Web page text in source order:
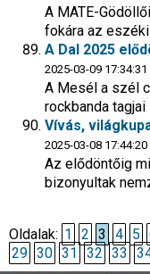
A MATE-
fokára az
A Dal 2025
2025-03-09 17:34:31
A Mesél a szél
rockbanda tagjai
Vívás,
2025-03-08 17:44:20
Az elődöntőig
bizonyultak
Oldalak: 1 2 3 4 5
29 30 31 32 33